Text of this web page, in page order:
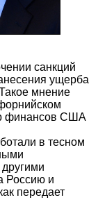
санкций
ущерба
мнение
финансов США
в тесном
Россию и
передает